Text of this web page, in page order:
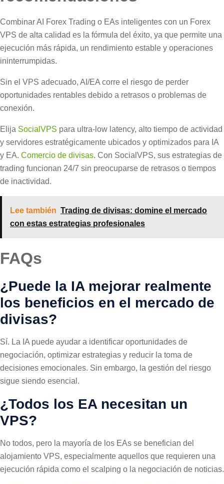
Combinar AI Forex Trading o EAs inteligentes con un Forex
VPS de alta calidad es la fórmula del éxito, ya que permite una
ejecución más rápida, un rendimiento estable y operaciones
ininterrumpidas.
Sin el VPS adecuado, AI/EA corre el riesgo de perder
oportunidades rentables debido a retrasos o problemas de
conexión.
Elija SocialVPS para ultra-low latency, alto tiempo de actividad
y servidores estratégicamente ubicados y optimizados para IA
y EA. Comercio de divisas. Con SocialVPS, sus estrategias de
trading funcionan 24/7 sin preocuparse de retrasos o tiempos
de inactividad.
Lee también Trading de divisas: domine el mercado
con estas estrategias profesionales
FAQs
¿Puede la IA mejorar realmente
los beneficios en el mercado de
divisas?
Sí. La IA puede ayudar a identificar oportunidades de
negociación, optimizar estrategias y reducir la toma de
decisiones emocionales. Sin embargo, la gestión del riesgo
sigue siendo esencial.
¿Todos los EA necesitan un
VPS?
No todos, pero la mayoría de los EAs se benefician del
alojamiento VPS, especialmente aquellos que requieren una
ejecución rápida como el scalping o la negociación de noticias.